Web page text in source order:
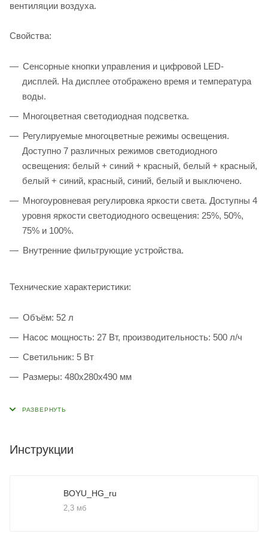
вентиляции воздуха.
Свойства:
Сенсорные кнопки управления и цифровой LED-
дисплей. На дисплее отображено время и температура
воды.
Многоцветная светодиодная подсветка.
Регулируемые многоцветные режимы освещения.
Доступно 7 различных режимов светодиодного
освещения: белый + синий + красный, белый + красный,
белый + синий, красный, синий, белый и выключено.
Многоуровневая регулировка яркости света. Доступны 4
уровня яркости светодиодного освещения: 25%, 50%,
75% и 100%.
Внутренние фильтрующие устройства.
Технические характеристики:
Объём: 52 л
Насос мощность: 27 Вт, производительность: 500 л/ч
Светильник: 5 Вт
Размеры: 480х280х490 мм
Инструкции
BOYU_HG_ru
2,3 мб